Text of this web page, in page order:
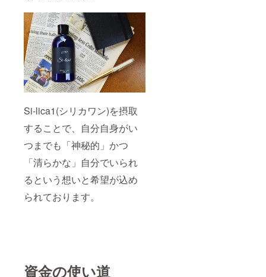
Si-lica1(シリカワン)を摂取
することで、自分自身がい
つまでも「神秘的」かつ
「清らかな」自分でいられ
るという想いと希望が込め
られております。
資金の使い道